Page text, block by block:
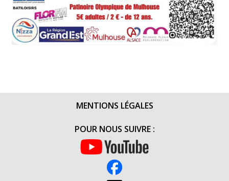
MENTIONS LÉGALES
POUR NOUS SUIVRE :